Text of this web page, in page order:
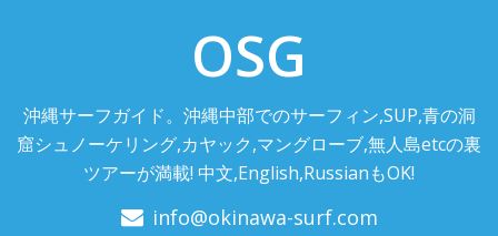
OSG
沖縄サーフガイド。沖縄中部でのサーフィン,SUP,青の洞
窟シュノーケリング,カヤック,マングローブ,無人島etcの裏
ツアーが満載! 中文,English,RussianもOK!
info@okinawa-surf.com